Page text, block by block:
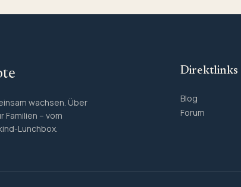
wachsen. Über
– vom
Lunchbox.
Direktlinks
Blog
Forum